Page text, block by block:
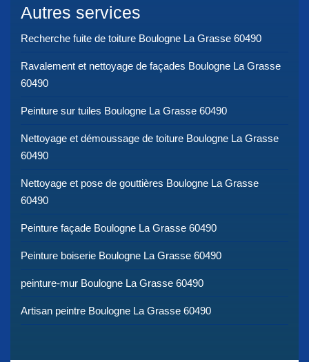
Autres services
Recherche fuite de toiture Boulogne La Grasse 60490
Ravalement et nettoyage de façades Boulogne La Grasse
60490
Peinture sur tuiles Boulogne La Grasse 60490
Nettoyage et démoussage de toiture Boulogne La Grasse
60490
Nettoyage et pose de gouttières Boulogne La Grasse
60490
Peinture façade Boulogne La Grasse 60490
Peinture boiserie Boulogne La Grasse 60490
peinture-mur Boulogne La Grasse 60490
Artisan peintre Boulogne La Grasse 60490